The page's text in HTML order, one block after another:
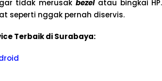
tidak merusakbezelatau bingkai
seperti nggak pernah diservis.
Terbaik di Surabaya: